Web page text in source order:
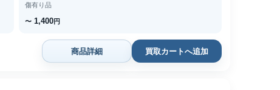
傷有り品
〜 1,400円
商品詳細 買取カートへ追加